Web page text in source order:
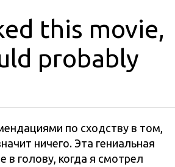
this movie,
probably
по сходству в том,
ничего. Эта гениальная
голову, когда я смотрел